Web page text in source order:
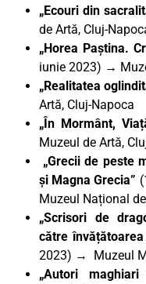
„Ecouri din
de Artă, Cluj-
„Horea Paștina.
iunie 2023) →
„Realitatea
Artă, Cluj-Napoca
„În Mormânt,
Muzeul de Artă,
„Grecii de peste
și Magna Grecia”
Muzeul Național
„Scrisori de
către învățătoarea
2023) → Muzeul
„Autori